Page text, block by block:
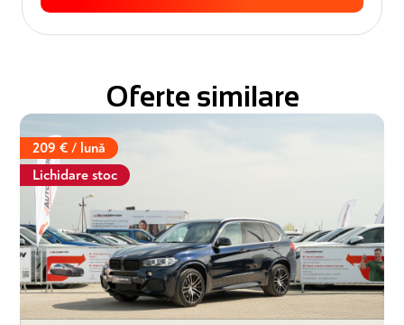
Oferte similare
Lichidare stoc
209 € / lună